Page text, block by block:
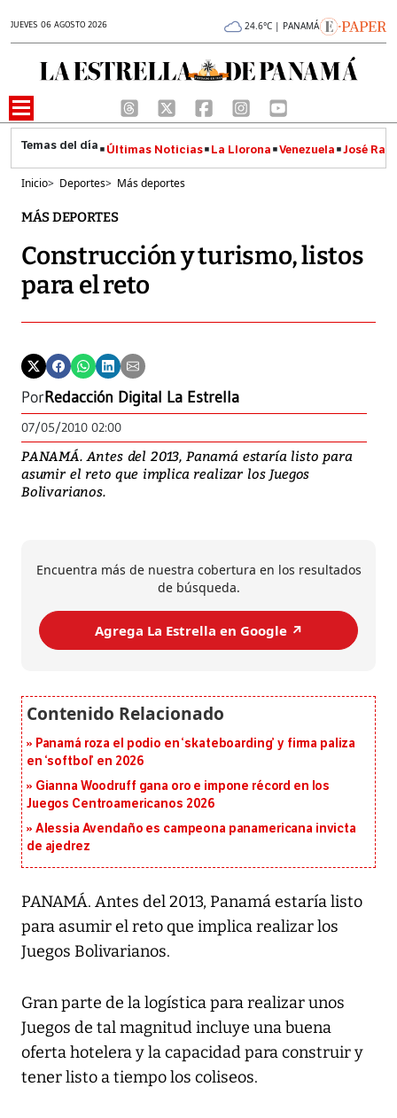
JUEVES 06 AGOSTO 2026 24.6°C | PANAMÁ
Últimas Noticias La Llorona Venezuela José
Inicio> Deportes> Más deportes
MÁS DEPORTES
Construcción y turismo, listos
para el reto
PorRedacción Digital La Estrella
07/05/2010 02:00
PANAMÁ. Antes del 2013, Panamá estaría listo para
asumir el reto que implica realizar los Juegos
Bolivarianos.
Encuentra más de nuestra cobertura en los resultados
de búsqueda.
Agrega La Estrella en Google ↗️
Panamá roza el podio en ‘skateboarding’ y firma paliza
en ‘softbol’ en 2026
Gianna Woodruff gana oro e impone récord en los
Juegos Centroamericanos 2026
Alessia Avendaño es campeona panamericana invicta
de ajedrez
PANAMÁ. Antes del 2013, Panamá estaría listo
para asumir el reto que implica realizar los
Juegos Bolivarianos.
Gran parte de la logística para realizar unos
Juegos de tal magnitud incluye una buena
oferta hotelera y la capacidad para construir y
tener listo a tiempo los coliseos.